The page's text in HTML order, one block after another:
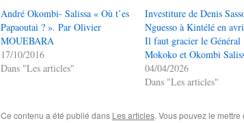
André Okombi- Salissa « Où t’es
Papaoutai ? ». Par Olivier
MOUEBARA
17/10/2016
Dans "Les articles"
Investiture de Denis
Nguesso à Kintélé en
Il faut gracier le Général
Mokoko et Okombi
04/04/2026
Dans "Les articles"
Ce contenu a été publié dans Les articles. Vous pouvez le